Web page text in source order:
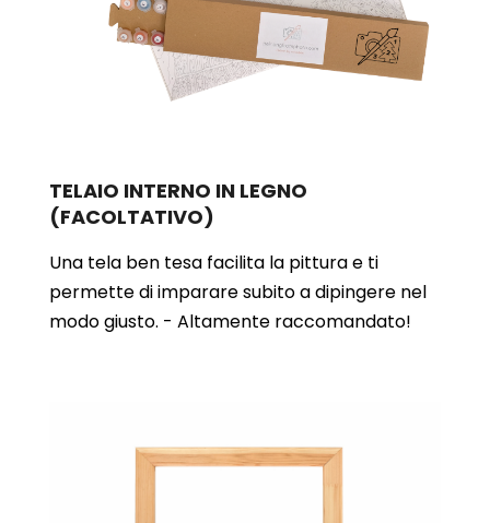
TELAIO INTERNO IN LEGNO
(FACOLTATIVO)
Una tela ben tesa facilita la pittura e ti
permette di imparare subito a dipingere nel
modo giusto. - Altamente raccomandato!